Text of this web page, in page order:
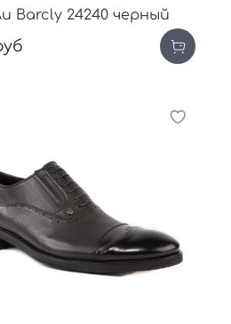
Barcly 24240 черный